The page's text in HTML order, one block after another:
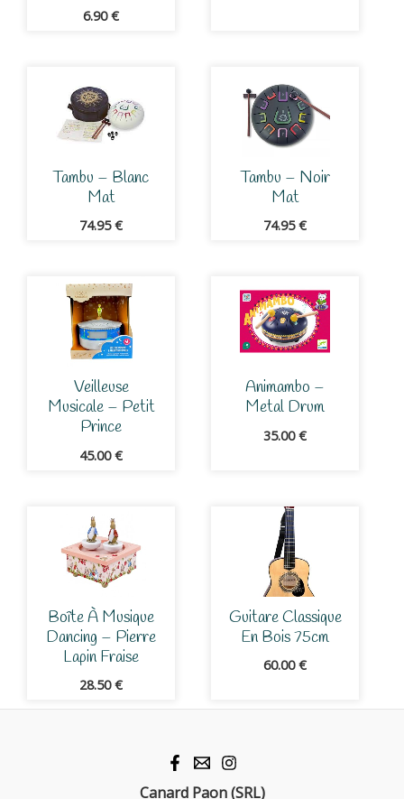
6.90€
Tambu – Blanc
Mat
74.95€
Tambu – Noir
Mat
74.95€
Veilleuse
Musicale – Petit
Prince
45.00€
Animambo –
Metal Drum
35.00€
Boîte À Musique
Dancing – Pierre
Lapin Fraise
28.50€
Guitare Classique
En Bois 75cm
60.00€
Canard Paon (SRL)